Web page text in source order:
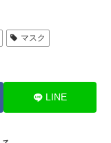
マスク
LINE